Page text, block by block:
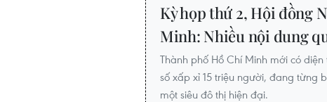
Kỳ họp thứ 2, Hội đồng
Minh: Nhiều nội dung
Thành phố Hồ Chí Minh mới có
số xấp xỉ 15 triệu người, đang từng
một siêu đô thị hiện đại.